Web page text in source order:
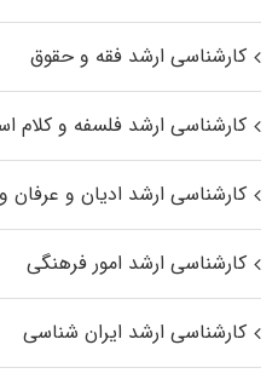
کارشناسی ارشد فقه و حقوق
کارشناسی ارشد فلسفه و کلام
کارشناسی ارشد ادیان و
کارشناسی ارشد امور فرهنگی
کارشناسی ارشد ایران شناسی